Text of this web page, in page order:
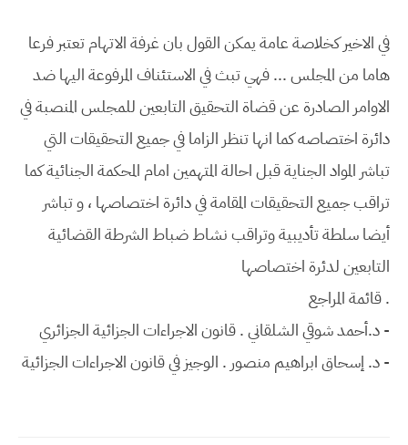
في الاخير كخلاصة عامة يمكن القول بان غرفة الاتهام تعتبر فرعا
هاما من المجلس ... فهي تبث في الاستئناف المرفوعة اليها ضد
الاوامر الصادرة عن قضاة التحقيق التابعين للمجلس المنصبة في
دائرة اختصاصه كما انها تنظر الزاما في جميع التحقيقات التي
تباشر المواد الجناية قبل احالة المتهمين امام المحكمة الجنائية كما
تراقب جميع التحقيقات المقامة في دائرة اختصاصها ، و تباشر
أيضا سلطة تأديبية وتراقب نشاط ضباط الشرطة القضائية
التابعين لدئرة اختصاصها
. قائمة المراجع
- د.أحمد شوقي الشلقاني . قانون الاجراءات الجزائية الجزائري
- د. إسحاق ابراهيم منصور . الوجيز في قانون الاجراءات الجزائية